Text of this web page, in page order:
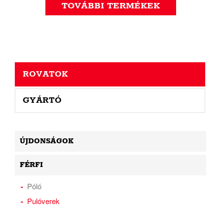
TOVÁBBI TERMÉKEK
ROVATOK
GYÁRTÓ
ÚJDONSÁGOK
FÉRFI
Póló
Pulóverek